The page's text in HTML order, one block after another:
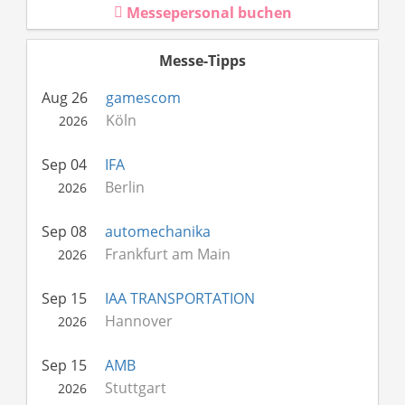
Messepersonal buchen
Messe-Tipps
Aug 26
2026
gamescom
Köln
Sep 04
2026
IFA
Berlin
Sep 08
2026
automechanika
Frankfurt am Main
Sep 15
2026
IAA TRANSPORTATION
Hannover
Sep 15
2026
AMB
Stuttgart